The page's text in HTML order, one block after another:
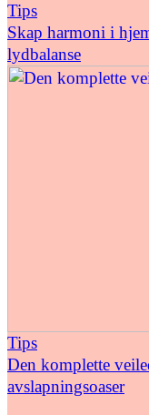
Tips
Skap harmoni i
lydbalanse
Tips
Den komplette
avslapningsoaser